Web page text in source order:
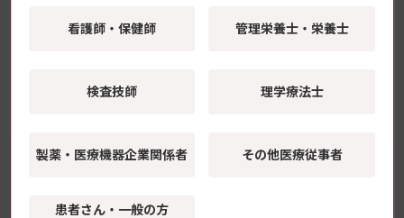
clinical practice: The Japan Chronic Kidney Disease
看護師・保健師 管理栄養士・栄養士
検査技師 理学療法士
製薬・医療機器企業関係者 その他医療従事者
患者さん・一般の方